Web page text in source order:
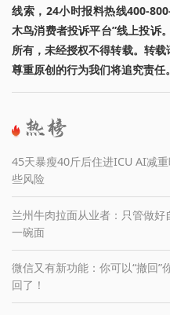
线索，24小时报料热线400-
木鸟消费者投诉平台”线上投诉
所有，未经授权不得转载。转
尊重原创的行为我们将追究责任。
45天暴瘦40斤后住进ICU AI减
些风险
兰州牛肉拉面从业者：只管做好
一碗面
微信又有新功能：你可以“撤回”
回了！